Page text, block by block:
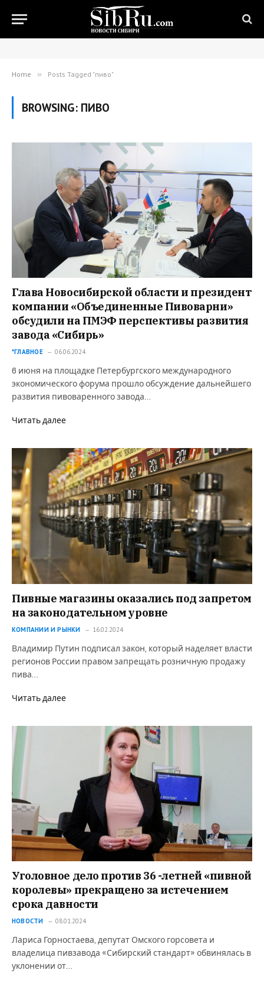
Home » Posts Tagged "пиво"
BROWSING: ПИВО
Глава Новосибирской области и президент
компании «Объединенные Пивоварни»
обсудили на ПМЭФ перспективы развития
завода «Сибирь»
*ГЛАВНОЕ 06.06.2024
6 июня на площадке Петербургского международного
экономического форума прошло обсуждение дальнейшего
развития пивоваренного завода…
Читать далее
Пивные магазины оказались под запретом
на законодательном уровне
КОМПАНИИ И РЫНКИ 16.02.2024
Владимир Путин подписал закон, который наделяет власти
регионов России правом запрещать розничную продажу
пива…
Читать далее
Уголовное дело против 36 -летней «пивной
королевы» прекращено за истечением
срока давности⁠⁠
НОВОСТИ 08.01.2024
Лариса Горностаева, депутат Омского горсовета и
владелица пивзавода «Сибирский стандарт» обвинялась в
уклонении от…